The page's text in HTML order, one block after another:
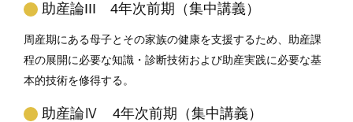
助産論III 4年次前期（集中講義）
周産期にある母子とその家族の健康を支援するため、助産課
程の展開に必要な知識・診断技術および助産実践に必要な基
本的技術を修得する。
助産論Ⅳ 4年次前期（集中講義）